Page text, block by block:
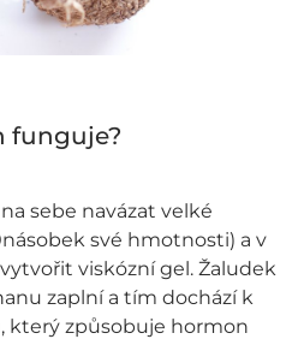
funguje?
sebe navázat velké
své hmotnosti) a v
viskózní gel. Žaludek
zaplní a tím dochází k
který způsobuje hormon